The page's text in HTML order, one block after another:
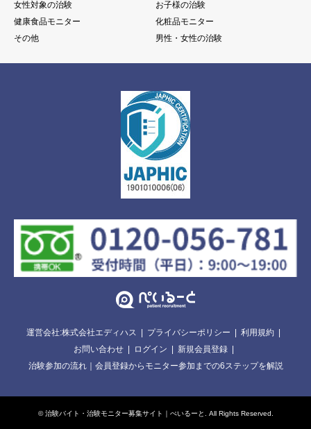
女性対象の治験
お子様の治験
健康食品モニター
化粧品モニター
その他
男性・女性の治験
運営会社:株式会社エディハス プライバシーポリシー
利用規約
お問い合わせ
ログイン
新規会員登録
治験参加の流れ｜会員登録からモニター参加までの6ステップを解説
©治験バイト・治験モニター募集サイト｜ぺいるーと . All Rights Reserved.